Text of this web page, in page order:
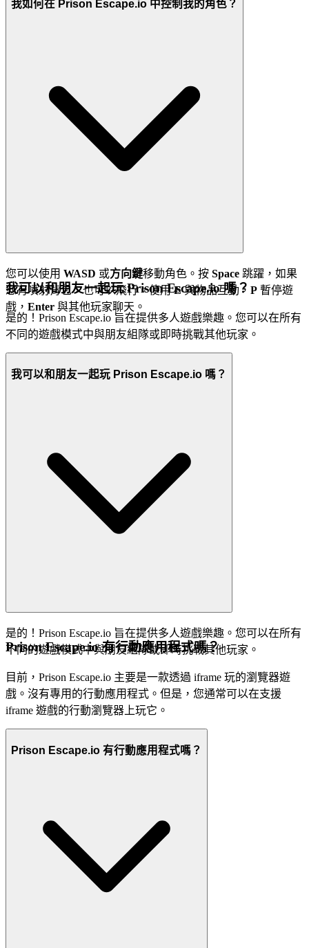
我如何在 Prison Escape.io 中控制我的角色？
您可以使用 WASD 或方向鍵移動角色。按 Space 跳躍，如果
您有噴射背包，也可以飛行。使用E與物品互動， P 暫停遊
戲， Enter 與其他玩家聊天。
我可以和朋友一起玩 Prison Escape.io 嗎？
是的！Prison Escape.io 旨在提供多人遊戲樂趣。您可以在所有
不同的遊戲模式中與朋友組隊或即時挑戰其他玩家。
我可以和朋友一起玩 Prison Escape.io 嗎？
是的！Prison Escape.io 旨在提供多人遊戲樂趣。您可以在所有
不同的遊戲模式中與朋友組隊或即時挑戰其他玩家。
Prison Escape.io 有行動應用程式嗎？
目前，Prison Escape.io 主要是一款透過 iframe 玩的瀏覽器遊
戲。沒有專用的行動應用程式。但是，您通常可以在支援
iframe 遊戲的行動瀏覽器上玩它。
Prison Escape.io 有行動應用程式嗎？